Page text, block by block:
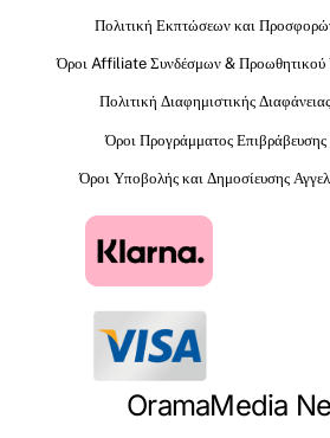
Πολιτική Εκπτώσεων και
Όροι Affiliate Συνδέσμων & Προωθητικού
Πολιτική Διαφημιστικής Διαφάνειας
Όροι Προγράμματος Επιβράβευσης
Όροι Υποβολής και Δημοσίευσης
OramaMedia